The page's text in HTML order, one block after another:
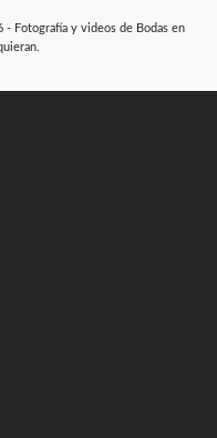
Fotografía y videos de Bodas en